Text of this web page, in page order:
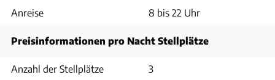
Anreise
8 bis 22 Uhr
Preisinformationen pro Nacht Stellplätze
Anzahl der Stellplätze
3